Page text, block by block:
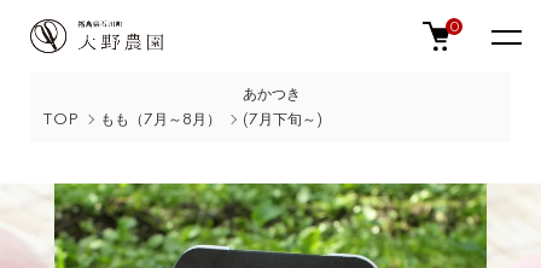
0
TOP もも（7月～8月）
あかつき
(7月下旬～)